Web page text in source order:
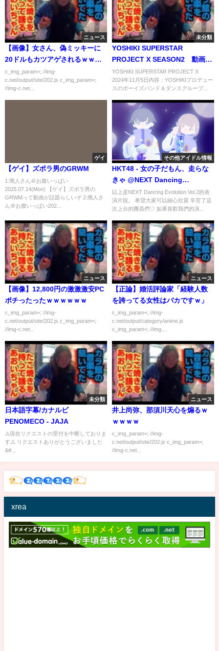
ニュース
【画像】女さん、偽ミッキーに
20ドルもカツアゲされるｗｗｗ
ｗｗ
c_img_param=; //img-
c.net/output/site/202.js c_img_param=;
//img-c.net...
未分類
YOSHIKI SUPERSTAR
PROJECT X SEASON2 動画
2024年11月5日
YOSHIKI SUPERSTAR PROJECT X
2024年11月5日内容：YOSHIKIプロデュー
スのボーイズバンド＆ダンスグループ...
ゲイ
【ゲイ】ズボラ男のGRWM
1:廃人さん＠お腹いっぱい
2025.07.14(Mon) 【ゲイ】ズボラ男の
GRWMって動画が話題らしいぞ 2:廃人さ
ん＠お腹いっぱい202...
その他アイドル情報
HKT48 - 女の子だもん、走らな
きゃ @NEXT Dancing
Evolution Vol.2
以上是NEXT Dancing Evolution Vol.2的表
演片段。 希望大家可以細心欣賞 辛苦了這
次上台的團員們♡ 如果喜歡我們的演...
ニュース
【画像】12,800円の激激激安PC
ポチったったｗｗｗｗｗｗ
c_img_param=; //img-
c.net/output/site/202.js c_img_param=;
//img-c.net...
ニュース
【正論】婚活評論家「経験人数
を誇ってる女性はバカですｗ」
c_img_param=; //img-
c.net/output/category/anime.js
c_img_param=; //img...
未分類
日本語字幕/カナルビ
PENOMECO - JAJA
⚠️現在リクエストの受付を中断しておりま
す⚠️ リクエストありがとうございました
&#...
ニュース
井上尚弥、那須川天心を煽るｗ
ｗｗｗｗ
c_img_param=; //img-
c.net/output/site/202.js c_img_param=;
//img-c.net...
xrea